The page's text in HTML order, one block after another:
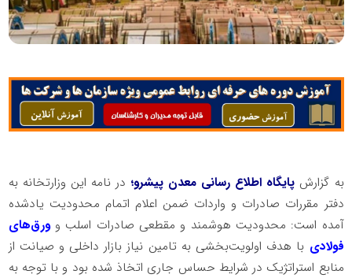
به گزارش پایگاه اطلاع رسانی معدن پیشرو؛ در نامه این وزارتخانه به
دفتر مقررات صادرات و واردات ضمن اعلام اتمام محدودیت یادشده
آمده است: محدودیت هوشمند و مقطعی صادرات اسلب وورق‌های
فولادی با هدف اولویت‌بخشی به تامین نیاز بازار داخلی و صیانت از
منابع استراتژیک در شرایط حساس جاری اتخاذ شده بود و با توجه به